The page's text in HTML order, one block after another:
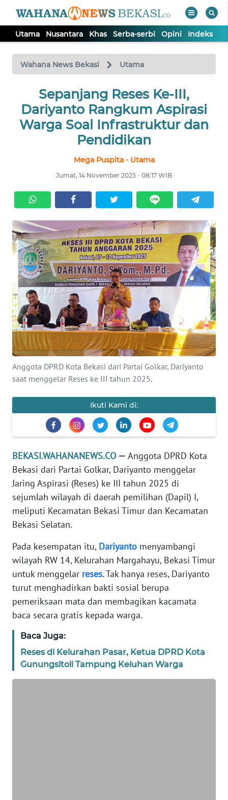
Utama Nusantara Khas Serba-serbi Opini Indeks
Wahana News Bekasi Utama
Sepanjang Reses Ke-III,
Dariyanto Rangkum Aspirasi
Warga Soal Infrastruktur dan
Pendidikan
Mega Puspita - Utama
Jumat, 14 November 2025 - 08:17 WIB
Anggota DPRD Kota Bekasi dari Partai Golkar, Dariyanto
saat menggelar Reses ke III tahun 2025.
Ikuti Kami di:
BEKASI.WAHANANEWS.CO — Anggota DPRD Kota
Bekasi dari Partai Golkar, Dariyanto menggelar
Jaring Aspirasi (Reses) ke III tahun 2025 di
sejumlah wilayah di daerah pemilihan (Dapil) I,
meliputi Kecamatan Bekasi Timur dan Kecamatan
Bekasi Selatan.
Pada kesempatan itu, Dariyanto menyambangi
wilayah RW 14, Kelurahan Margahayu, Bekasi Timur
untuk menggelar reses. Tak hanya reses, Dariyanto
turut menghadirkan bakti sosial berupa
pemeriksaan mata dan membagikan kacamata
baca secara gratis kepada warga.
Baca Juga:
Reses di Kelurahan Pasar, Ketua DPRD Kota
Gunungsitoli Tampung Keluhan Warga
TV
Tutup
NUSANTARA
SERBI
OPINI
Informasi
INDEKS
BERITA
KONTAK
KAMI
INFO
IKLAN
TENTANG
SIBER
REDAKSI
KARIR
DISCLAIMER
Wahana
News
Regional
WN
SUMUT
JAKARTA
WN
JABAR